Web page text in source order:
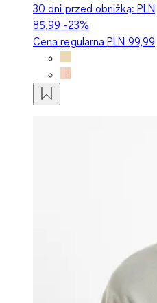
30 dni przed obniżką: PLN
85,99 -23%
Cena regularnaPLN 99,99